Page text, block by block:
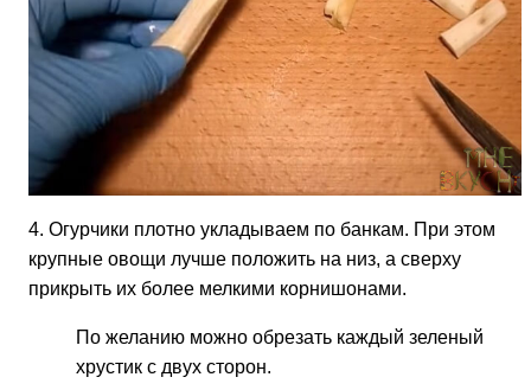
4. Огурчики плотно укладываем по банкам. При этом
крупные овощи лучше положить на низ, а сверху
прикрыть их более мелкими корнишонами.
По желанию можно обрезать каждый зеленый
хрустик с двух сторон.